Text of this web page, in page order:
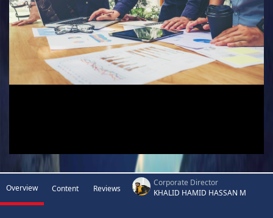
Overview Content Reviews
Corporate Director
KHALID HAMID HASSAN M